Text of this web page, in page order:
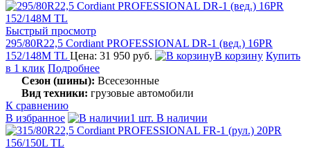
Быстрый просмотр
295/80R22,5 Cordiant PROFESSIONAL DR-1 (вед.) 16PR
152/148M TL Цена: 31 950 руб. В корзину Купить
в 1 клик Подробнее
Сезон (шины): Всесезонные
Вид техники: грузовые автомобили
К сравнению
В избранное
1 шт. В наличии